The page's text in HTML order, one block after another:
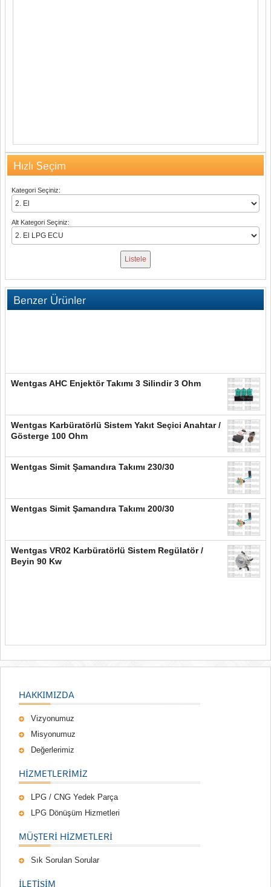
Hızlı Seçim
Kategori Seçiniz:
Alt Kategori Seçiniz:
Benzer Ürünler
Wentgas AHC Enjektör Takımı 3 Silindir 3 Ohm
Wentgas Karbüratörlü Sistem Yakıt Seçici Anahtar /
Gösterge 100 Ohm
Wentgas Simit Şamandıra Takımı 230/30
Wentgas Simit Şamandıra Takımı 200/30
Wentgas VR02 Karbüratörlü Sistem Regülatör /
Beyin 90 Kw
HAKKIMIZDA
Vizyonumuz
Misyonumuz
Değerlerimiz
HIZMETLERIMIZ
LPG / CNG Yedek Parça
LPG Dönüşüm Hizmetleri
MÜŞTERI HIZMETLERI
Sık Sorulan Sorular
İLETİŞİM